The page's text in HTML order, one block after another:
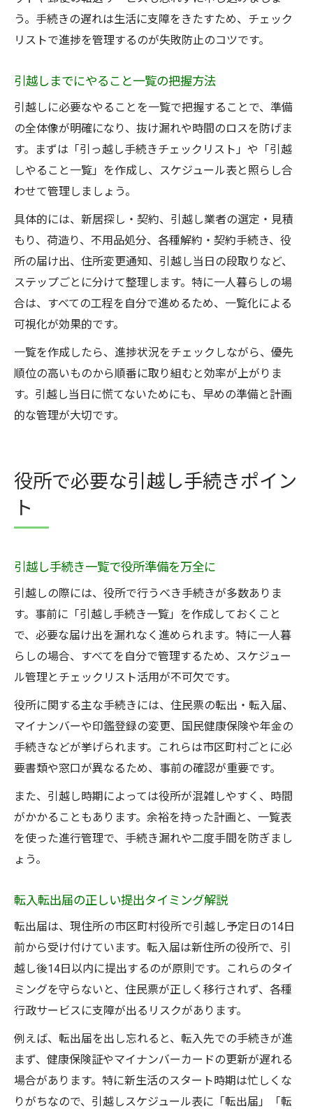
う。手続きの遅れは生活に支障をきたすため、チェック
リストで進捗を管理するのが失敗防止のコツです。
引越しまでにやること一覧の把握方法
引越しに必要なやることを一覧で把握することで、準備
の全体像が明確になり、抜け漏れや時間のロスを防げま
す。まずは「引っ越し手続きチェックリスト」や「引越
しやること一覧」を作成し、スケジュール表と照らし合
わせて管理しましょう。
具体的には、新居探し・契約、引越し業者の選定・見積
もり、荷造り、不用品処分、各種解約・契約手続き、役
所の届け出、住所変更通知、引越し当日の段取りなど、
ステップごとに分けて整理します。特に一人暮らしの場
合は、すべての工程を自分で進めるため、一覧化による
可視化が効果的です。
一覧を作成したら、進捗状況をチェックしながら、優先
順位の高いものから順番に取り組むと効率が上がりま
す。引越し当日に慌てないためにも、早めの準備と計画
的な管理が大切です。
役所で必要な引越し手続きポイン
ト
引越し手続き一覧で役所準備を万全に
引越しの際には、役所で行うべき手続きが多数ありま
す。事前に「引越し手続き一覧」を作成しておくこと
で、必要な届け出を漏れなく進められます。特に一人暮
らしの場合、すべてを自分で管理するため、スケジュー
ル管理とチェックリスト活用が不可欠です。
役所に関する主な手続きには、住民票の転出・転入届、
マイナンバーや印鑑登録の変更、国民健康保険や年金の
手続きなどが挙げられます。これらは市区町村ごとに必
要書類や窓口が異なるため、事前の確認が重要です。
また、引越し時期によっては役所が混雑しやすく、時間
がかかることもあります。余裕を持った計画と、一覧表
を使った進行管理で、手続き漏れや二度手間を防ぎまし
ょう。
転入転出届の正しい提出タイミング解説
転出届は、現住所の市区町村役所で引越し予定日の14日
前から受け付けています。転入届は新住所の役所で、引
越し後14日以内に提出するのが原則です。これらのタイ
ミングを守らないと、住民票が正しく移行されず、各種
行政サービスに支障が出るリスクがあります。
例えば、転出届を出し忘れると、転入先での手続きが進
まず、健康保険証やマイナンバーカードの更新が遅れる
場合があります。特に新生活のスタート時期は忙しくな
りがちなので、引越しスケジュール表に「転出届」「転